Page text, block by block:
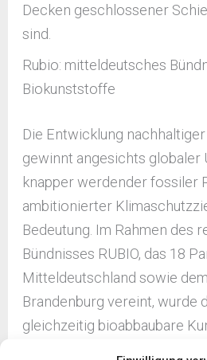
Decken geschlossener
sind.
Rubio: mitteldeutsches
Biokunststoffe
Die Entwicklung
gewinnt angesichts globaler
knapper werdender fossiler
ambitionierter
Bedeutung. Im Rahmen des
Bündnisses RUBIO, das 18
Mitteldeutschland sowie
Brandenburg vereint, wurde
gleichzeitig bioabbaubare